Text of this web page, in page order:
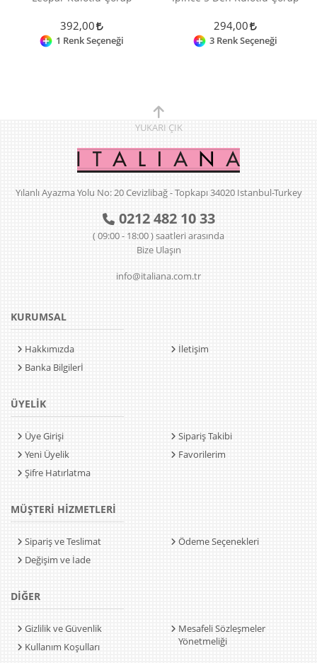
392,00
1 Renk Seçeneği
294,00
3 Renk Seçeneği
YUKARI ÇIK
Yılanlı Ayazma Yolu No: 20 Cevizlibağ - Topkapı 34020 Istanbul-Turkey
0212 482 10 33
( 09:00 - 18:00 ) saatleri arasında
Bize Ulaşın
info@italiana.com.tr
KURUMSAL
Hakkımızda
Banka Bilgilerİ
İletişim
ÜYELİK
Üye Girişi
Yeni Üyelik
Şifre Hatırlatma
Sipariş Takibi
Favorilerim
MÜŞTERİ HİZMETLERİ
Sipariş ve Teslimat
Değişim ve İade
Ödeme Seçenekleri
DİĞER
Gizlilik ve Güvenlik
Kullanım Koşulları
Mesafeli Sözleşmeler
Yönetmeliği